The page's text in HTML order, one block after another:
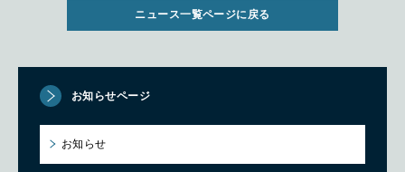
ニュース一覧ページに戻る
お知らせページ
お知らせ